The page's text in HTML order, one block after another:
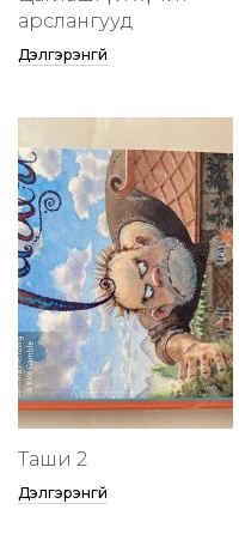
арслангууд
Дэлгэрэнгүй
Таши 2
Дэлгэрэнгүй